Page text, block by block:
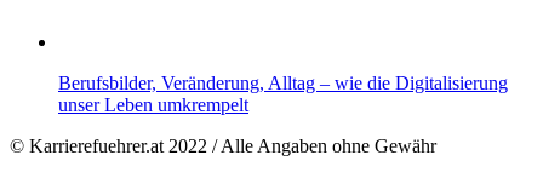
Berufsbilder, Veränderung, Alltag – wie die Digitalisierung
unser Leben umkrempelt
© Karrierefuehrer.at 2022 / Alle Angaben ohne Gewähr